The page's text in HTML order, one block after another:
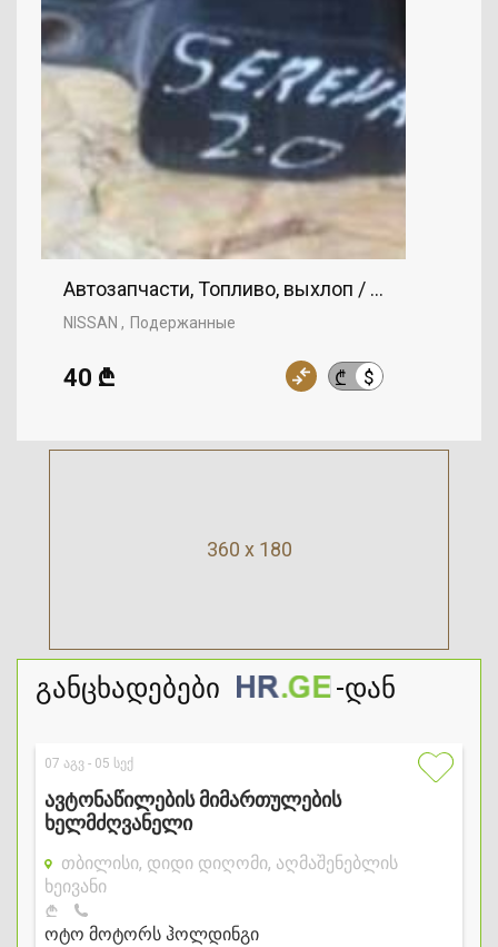
Автозапчасти, Топливо, выхлоп / воздух,
NISSAN Подержанные
₾ $
40 ₾
360 x 180